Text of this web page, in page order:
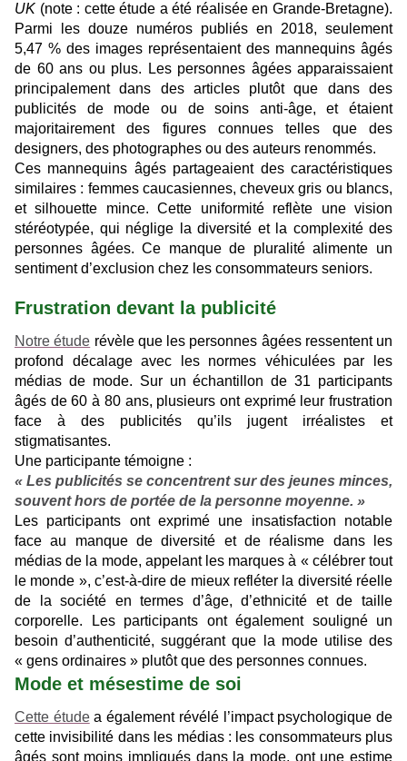
UK (note : cette étude a été réalisée en Grande-Bretagne).
Parmi les douze numéros publiés en 2018, seulement
5,47 % des images représentaient des mannequins âgés
de 60 ans ou plus. Les personnes âgées apparaissaient
principalement dans des articles plutôt que dans des
publicités de mode ou de soins anti-âge, et étaient
majoritairement des figures connues telles que des
designers, des photographes ou des auteurs renommés.
Ces mannequins âgés partageaient des caractéristiques
similaires : femmes caucasiennes, cheveux gris ou blancs,
et silhouette mince. Cette uniformité reflète une vision
stéréotypée, qui néglige la diversité et la complexité des
personnes âgées. Ce manque de pluralité alimente un
sentiment d’exclusion chez les consommateurs seniors.
Frustration devant la publicité
Notre étude révèle que les personnes âgées ressentent un
profond décalage avec les normes véhiculées par les
médias de mode. Sur un échantillon de 31 participants
âgés de 60 à 80 ans, plusieurs ont exprimé leur frustration
face à des publicités qu’ils jugent irréalistes et
stigmatisantes.
Une participante témoigne :
« Les publicités se concentrent sur des jeunes minces,
souvent hors de portée de la personne moyenne. »
Les participants ont exprimé une insatisfaction notable
face au manque de diversité et de réalisme dans les
médias de la mode, appelant les marques à « célébrer tout
le monde », c’est-à-dire de mieux refléter la diversité réelle
de la société en termes d’âge, d’ethnicité et de taille
corporelle. Les participants ont également souligné un
besoin d’authenticité, suggérant que la mode utilise des
« gens ordinaires » plutôt que des personnes connues.
Mode et mésestime de soi
Cette étudea également révélé l’impact psychologique de
cette invisibilité dans les médias : les consommateurs plus
âgés sont moins impliqués dans la mode, ont une estime